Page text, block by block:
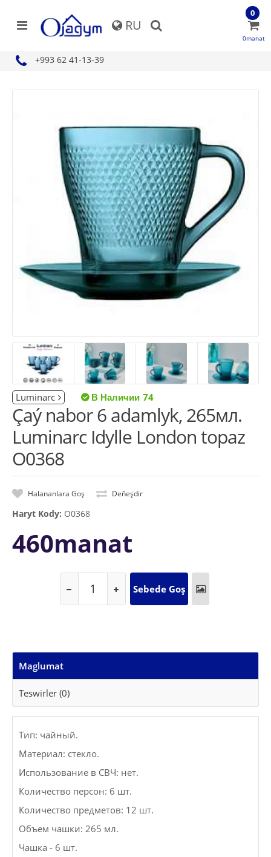
RU
+993 62 41-13-39
0
0manat
Luminarc 74
Çaý nabor 6 adamlyk, 265мл.
Luminarc Idylle London topaz
O0368
Halananlara Goş Deňeşdir
Haryt Kody: O0368
460manat
Maglumat
Teswirler (0)
Тип: чайный.
Материал: стекло.
Использование в СВЧ: нет.
Количество персон: 6 шт.
Количество предметов: 12 шт.
Объем чашки: 265 мл.
Чашка - 6 шт.